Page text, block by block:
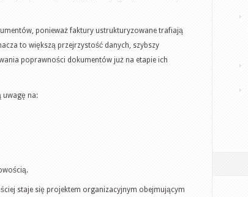
ponieważ faktury ustrukturyzowane trafiają
to większą przejrzystość danych, szybszy
poprawności dokumentów już na etapie ich
uwagę na:
staje się projektem organizacyjnym obejmującym